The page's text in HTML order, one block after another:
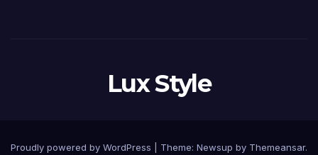
Lux Style
Proudly powered by WordPress Theme: Newsup by Themeansar.